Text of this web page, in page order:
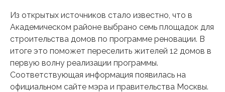
Из открытых источников стало известно, что в
Академическом районе выбрано семь площадок для
строительства домов по программе реновации. В
итоге это поможет переселить жителей 12 домов в
первую волну реализации программы.
Соответствующая информация появилась на
официальном сайте мэра и правительства Москвы.